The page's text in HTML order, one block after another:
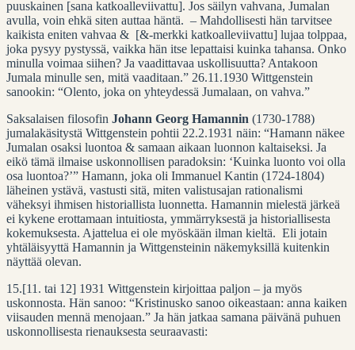
puuskainen [sana katkoalleviivattu]. Jos säilyn vahvana, Jumalan
avulla, voin ehkä siten auttaa häntä. – Mahdollisesti hän tarvitsee
kaikista eniten vahvaa & [&-merkki katkoalleviivattu] lujaa tolppaa,
joka pysyy pystyssä, vaikka hän itse lepattaisi kuinka tahansa. Onko
minulla voimaa siihen? Ja vaadittavaa uskollisuutta? Antakoon
Jumala minulle sen, mitä vaaditaan.” 26.11.1930 Wittgenstein
sanookin: “Olento, joka on yhteydessä Jumalaan, on vahva.”
Saksalaisen filosofin Johann Georg Hamannin (1730-1788)
jumalakäsitystä Wittgenstein pohtii 22.2.1931 näin: “Hamann näkee
Jumalan osaksi luontoa & samaan aikaan luonnon kaltaiseksi. Ja
eikö tämä ilmaise uskonnollisen paradoksin: ‘Kuinka luonto voi olla
osa luontoa?’” Hamann, joka oli Immanuel Kantin (1724-1804)
läheinen ystävä, vastusti sitä, miten valistusajan rationalismi
väheksyi ihmisen historiallista luonnetta. Hamannin mielestä järkeä
ei kykene erottamaan intuitiosta, ymmärryksestä ja historiallisesta
kokemuksesta. Ajattelua ei ole myöskään ilman kieltä. Eli jotain
yhtäläisyyttä Hamannin ja Wittgensteinin näkemyksillä kuitenkin
näyttää olevan.
15.[11. tai 12] 1931 Wittgenstein kirjoittaa paljon – ja myös
uskonnosta. Hän sanoo: “Kristinusko sanoo oikeastaan: anna kaiken
viisauden mennä menojaan.” Ja hän jatkaa samana päivänä puhuen
uskonnollisesta rienauksesta seuraavasti: